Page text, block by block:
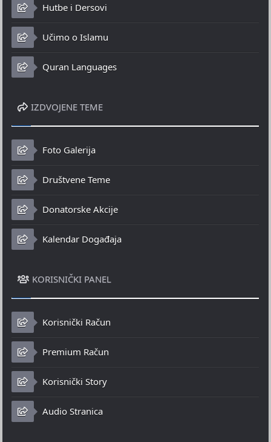
Hutbe i Dersovi
Učimo o Islamu
Quran Languages
IZDVOJENE TEME
Foto Galerija
Društvene Teme
Donatorske Akcije
Kalendar Događaja
KORISNIČKI PANEL
Korisnički Račun
Premium Račun
Korisnički Story
Audio Stranica